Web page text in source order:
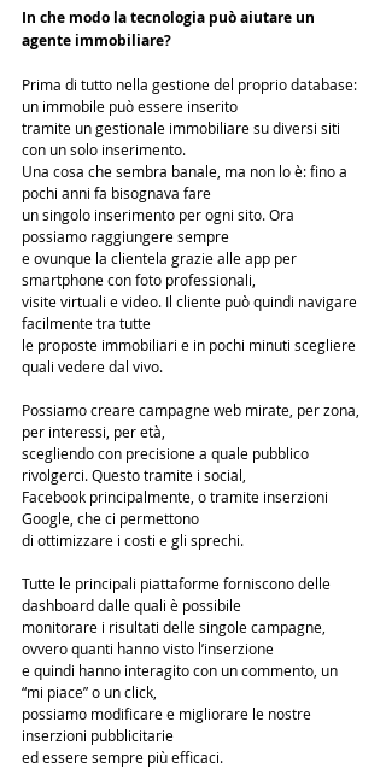
In che modo la tecnologia può aiutare un
agente immobiliare?
Prima di tutto nella gestione del proprio database:
un immobile può essere inserito
tramite un gestionale immobiliare su diversi siti
con un solo inserimento.
Una cosa che sembra banale, ma non lo è: fino a
pochi anni fa bisognava fare
un singolo inserimento per ogni sito. Ora
possiamo raggiungere sempre
e ovunque la clientela grazie alle app per
smartphone con foto professionali,
visite virtuali e video. Il cliente può quindi navigare
facilmente tra tutte
le proposte immobiliari e in pochi minuti scegliere
quali vedere dal vivo.
Possiamo creare campagne web mirate, per zona,
per interessi, per età,
scegliendo con precisione a quale pubblico
rivolgerci. Questo tramite i social,
Facebook principalmente, o tramite inserzioni
Google, che ci permettono
di ottimizzare i costi e gli sprechi.
Tutte le principali piattaforme forniscono delle
dashboard dalle quali è possibile
monitorare i risultati delle singole campagne,
ovvero quanti hanno visto l’inserzione
e quindi hanno interagito con un commento, un
“mi piace” o un click,
possiamo modificare e migliorare le nostre
inserzioni pubblicitarie
ed essere sempre più efficaci.